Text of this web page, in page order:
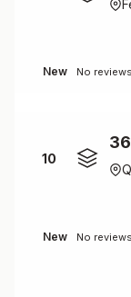
New No
10
New No